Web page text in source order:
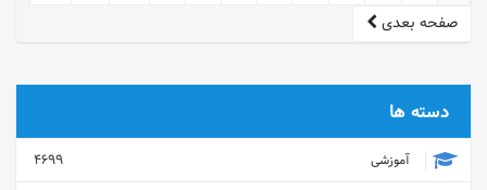
صفحه بعدی
دسته ها
آموزشی
4699